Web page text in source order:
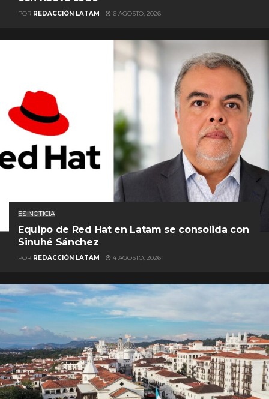
POR REDACCIÓN LATAM 6 AGOSTO, 2026
ES NOTICIA
Equipo de Red Hat en Latam se consolida con
Sinuhé Sánchez
POR REDACCIÓN LATAM 4 AGOSTO, 2026